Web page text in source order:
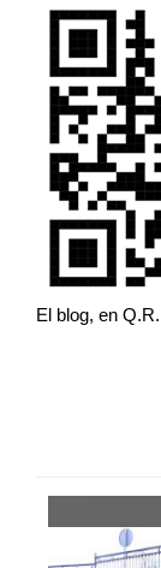
El blog, en Q.R.